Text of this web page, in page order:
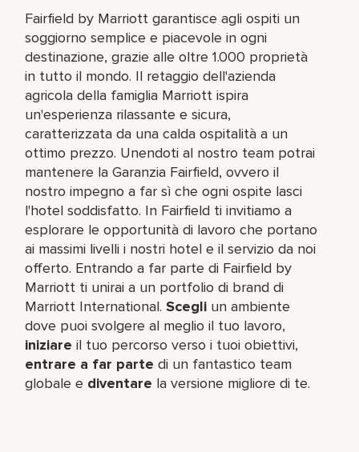
Fairfield by Marriott garantisce agli ospiti un
soggiorno semplice e piacevole in ogni
destinazione, grazie alle oltre 1.000 proprietà
in tutto il mondo. Il retaggio dell'azienda
agricola della famiglia Marriott ispira
un'esperienza rilassante e sicura,
caratterizzata da una calda ospitalità a un
ottimo prezzo. Unendoti al nostro team potrai
mantenere la Garanzia Fairfield, ovvero il
nostro impegno a far sì che ogni ospite lasci
l'hotel soddisfatto. In Fairfield ti invitiamo a
esplorare le opportunità di lavoro che portano
ai massimi livelli i nostri hotel e il servizio da noi
offerto. Entrando a far parte di Fairfield by
Marriott ti unirai a un portfolio di brand di
Marriott International.Scegli un ambiente
dove puoi svolgere al meglio il tuo lavoro,​
iniziare il tuo percorso verso i tuoi obiettivi,
entrare a far parte di un fantastico team​
globale e diventare la versione migliore di te.